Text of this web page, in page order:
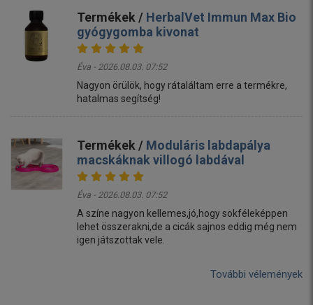
Termékek / HerbalVet Immun Max Bio
gyógygomba kivonat
Éva - 2026.08.03. 07:52
Nagyon örülök, hogy rátaláltam erre a termékre,
hatalmas segítség!
Termékek / Moduláris labdapálya
macskáknak villogó labdával
Éva - 2026.08.03. 07:52
A színe nagyon kellemes,jó,hogy sokféleképpen
lehet összerakni,de a cicák sajnos eddig még nem
igen játszottak vele.
További vélemények